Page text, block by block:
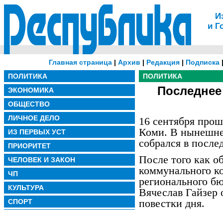
и
Главная страница | Архив | Редакция | Подписка
ПОЛИТИКА
ЭКОНОМИКА
ОБЩЕСТВО
ЛИЧНОЕ ДЕЛО
ИЗ ПЕРВЫХ УСТ
ПРИОРИТЕТ
ЧЕЛОВЕК И ЗАКОН
ЧП
КУЛЬТУРА
СПОРТ
ПОЛИТИКА
16 сентября
Коми. В
собрался в
После того как
коммунального
регионального
Вячеслав Гайзер
повестки дня.